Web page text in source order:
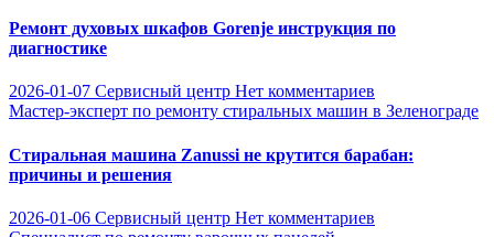
Ремонт духовых шкафов Gorenje инструкция по
диагностике
2026-01-07 Сервисный центр Нет комментариев
Мастер-эксперт по ремонту стиральных машин в Зеленограде
Стиральная машина Zanussi не крутится барабан:
причины и решения
2026-01-06 Сервисный центр Нет комментариев